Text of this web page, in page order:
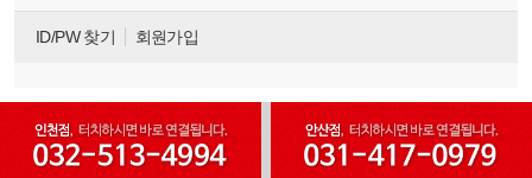
ID/PW 찾기 회원가입